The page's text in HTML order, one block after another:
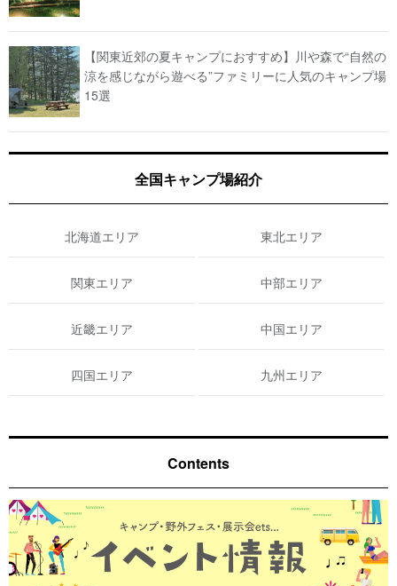
【関東近郊の夏キャンプにおすすめ】川や森で“自然の
涼を感じながら遊べる”ファミリーに人気のキャンプ場
15選
全国キャンプ場紹介
北海道エリア 東北エリア
関東エリア 中部エリア
近畿エリア 中国エリア
四国エリア 九州エリア
Contents